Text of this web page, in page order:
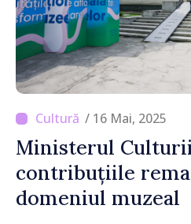
/ 16 Mai, 2025
Ministerul
contribuțiile
domeniul muzeal